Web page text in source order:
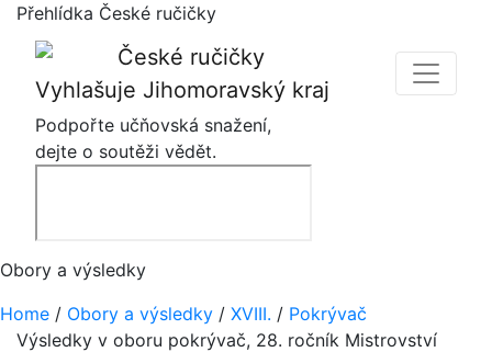
Přehlídka České ručičky
Vyhlašuje Jihomoravský kraj
Podpořte učňovská snažení,
dejte o soutěži vědět.
Obory a výsledky
Home / Obory a výsledky / XVIII. / Pokrývač
Výsledky v oboru pokrývač, 28. ročník Mistrovství